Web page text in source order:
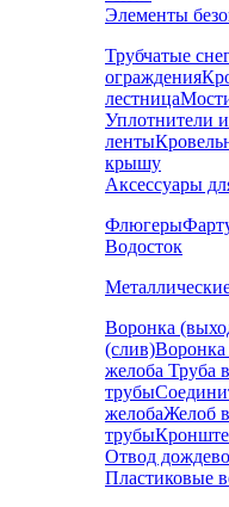
Элементы
Трубчатые
ограждения
лестница
Уплотнители
ленты
крышу
Аксессуары
Флюгеры
Водосток
Воронка
(слив)Воронка
желоба Труба
трубы
желобаЖелоб
трубы
Отвод
Пластиковые